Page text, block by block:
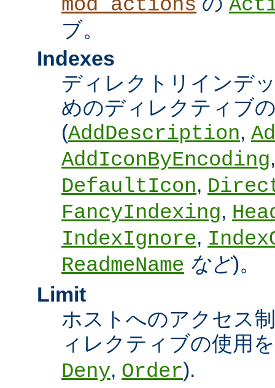
mod_actions
ブ。
Indexes
ディレクトリインデ
めのディレクティブ
(AddDescription,
AddIconByEncoding
DefaultIcon,
FancyIndexing,
IndexIgnore,
ReadmeName など)。
Limit
ホストへのアクセス
ィレクティブの使用
Deny, Order).